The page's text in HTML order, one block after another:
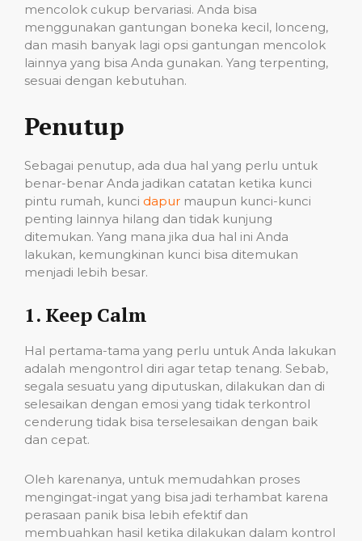
mencolok cukup bervariasi. Anda bisa
menggunakan gantungan boneka kecil, lonceng,
dan masih banyak lagi opsi gantungan mencolok
lainnya yang bisa Anda gunakan. Yang terpenting,
sesuai dengan kebutuhan.
Penutup
Sebagai penutup, ada dua hal yang perlu untuk
benar-benar Anda jadikan catatan ketika kunci
pintu rumah, kunci dapur maupun kunci-kunci
penting lainnya hilang dan tidak kunjung
ditemukan. Yang mana jika dua hal ini Anda
lakukan, kemungkinan kunci bisa ditemukan
menjadi lebih besar.
1. Keep Calm
Hal pertama-tama yang perlu untuk Anda lakukan
adalah mengontrol diri agar tetap tenang. Sebab,
segala sesuatu yang diputuskan, dilakukan dan di
selesaikan dengan emosi yang tidak terkontrol
cenderung tidak bisa terselesaikan dengan baik
dan cepat.
Oleh karenanya, untuk memudahkan proses
mengingat-ingat yang bisa jadi terhambat karena
perasaan panik bisa lebih efektif dan
membuahkan hasil ketika dilakukan dalam kontrol